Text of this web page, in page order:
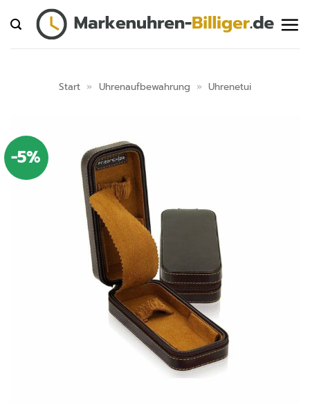
Inhalt
springen
Start » Uhrenaufbewahrung » Uhrenetui
-5%